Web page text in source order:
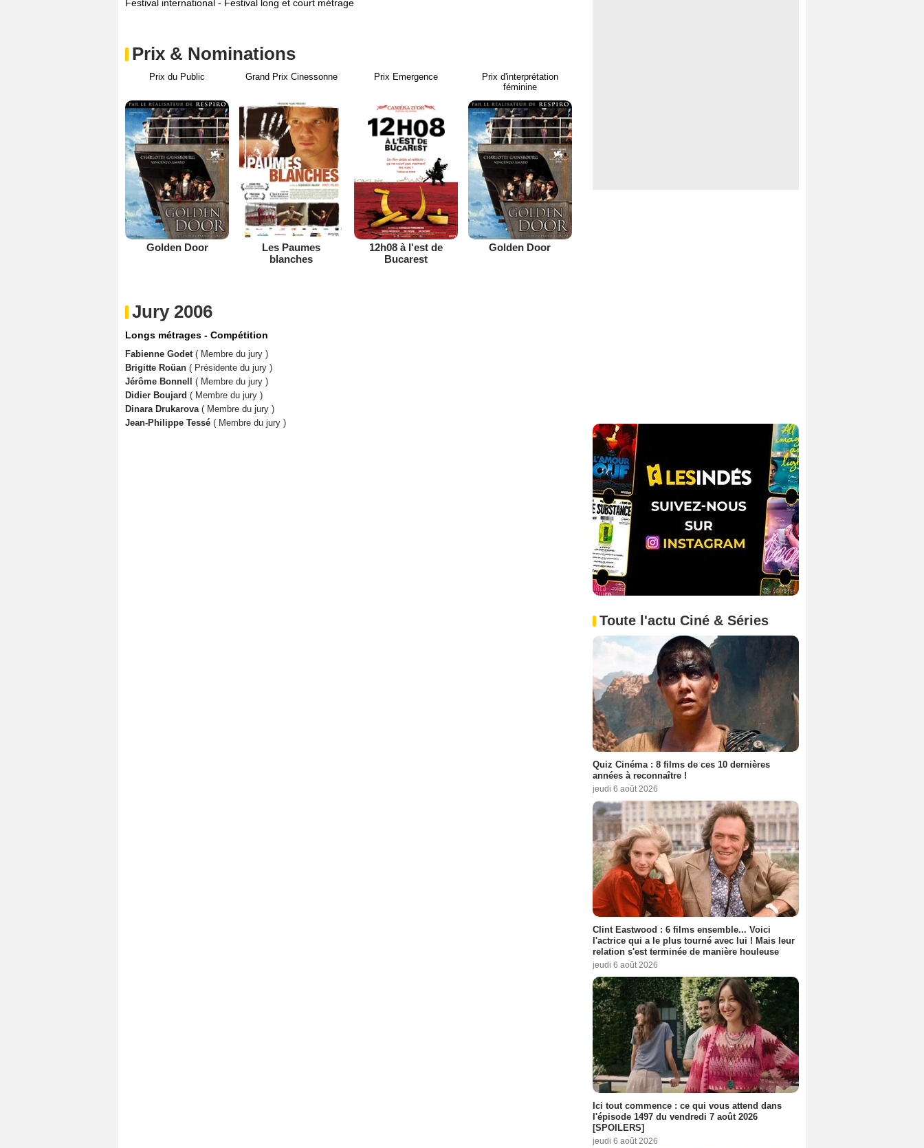
Festival international - Festival long et court métrage
Prix & Nominations
Prix du Public
Golden Door
Grand Prix Cinessonne
Les Paumes
blanches
Prix Emergence
12h08 à l'est de
Bucarest
Prix d'interprétation
féminine
Golden Door
Jury 2006
Longs métrages - Compétition
Fabienne Godet ( Membre du jury )
Brigitte Roüan ( Présidente du jury )
Jérôme Bonnell ( Membre du jury )
Didier Boujard ( Membre du jury )
Dinara Drukarova ( Membre du jury )
Jean-Philippe Tessé ( Membre du jury )
Toute l'actu Ciné & Séries
Quiz Cinéma : 8 films de ces 10 dernières
années à reconnaître !
jeudi 6 août 2026
Clint Eastwood : 6 films ensemble... Voici
l'actrice qui a le plus tourné avec lui ! Mais leur
relation s'est terminée de manière houleuse
jeudi 6 août 2026
Ici tout commence : ce qui vous attend dans
l'épisode 1497 du vendredi 7 août 2026
[SPOILERS]
jeudi 6 août 2026